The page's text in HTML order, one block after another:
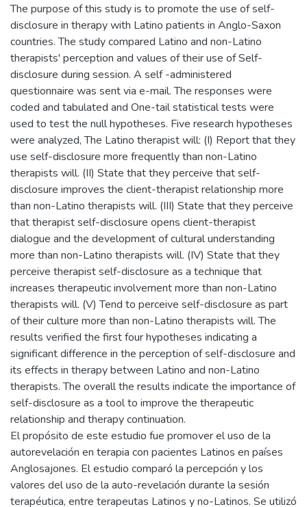
The purpose of this study is to promote the use of self-
disclosure in therapy with Latino patients in Anglo-Saxon
countries. The study compared Latino and non-Latino
therapists' perception and values of their use of Self-
disclosure during session. A self -administered
questionnaire was sent via e-mail. The responses were
coded and tabulated and One-tail statistical tests were
used to test the null hypotheses. Five research hypotheses
were analyzed, The Latino therapist will: (I) Report that they
use self-disclosure more frequently than non-Latino
therapists will. (II) State that they perceive that self-
disclosure improves the client-therapist relationship more
than non-Latino therapists will. (III) State that they perceive
that therapist self-disclosure opens client-therapist
dialogue and the development of cultural understanding
more than non-Latino therapists will. (IV) State that they
perceive therapist self-disclosure as a technique that
increases therapeutic involvement more than non-Latino
therapists will. (V) Tend to perceive self-disclosure as part
of their culture more than non-Latino therapists will. The
results verified the first four hypotheses indicating a
significant difference in the perception of self-disclosure and
its effects in therapy between Latino and non-Latino
therapists. The overall the results indicate the importance of
self-disclosure as a tool to improve the therapeutic
relationship and therapy continuation.
El propósito de este estudio fue promover el uso de la
autorevelación en terapia con pacientes Latinos en países
Anglosajones. El estudio comparó la percepción y los
valores del uso de la auto-revelación durante la sesión
terapéutica, entre terapeutas Latinos y no-Latinos. Se utilizó